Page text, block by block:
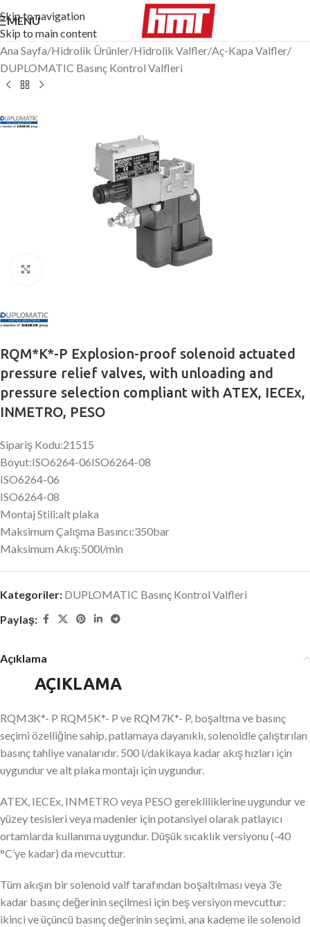
Skip to navigation
Skip to main content
MENÜ
Ana Sayfa/Hidrolik Ürünler/Hidrolik Valfler/Aç-Kapa Valfler/
DUPLOMATIC Basınç Kontrol Valfleri
RQM*K*-P Explosion-proof solenoid actuated
pressure relief valves, with unloading and
pressure selection compliant with ATEX, IECEx,
INMETRO, PESO
Sipariş Kodu:21515
Boyut:ISO6264-06ISO6264-08
ISO6264-06
ISO6264-08
Montaj Stili:alt plaka
Maksimum Çalışma Basıncı:350bar
Maksimum Akış:500l/min
Kategoriler: DUPLOMATIC Basınç Kontrol Valfleri
Paylaş:
Açıklama
AÇIKLAMA
RQM3K*- P RQM5K*- P ve RQM7K*- P, boşaltma ve basınç
seçimi özelliğine sahip, patlamaya dayanıklı, solenoidle çalıştırılan
basınç tahliye vanalarıdır. 500 l/dakikaya kadar akış hızları için
uygundur ve alt plaka montajı için uygundur.
ATEX, IECEx, INMETRO veya PESO gerekliliklerine uygundur ve
yüzey tesisleri veya madenler için potansiyel olarak patlayıcı
ortamlarda kullanıma uygundur. Düşük sıcaklık versiyonu (-40
°C’ye kadar) da mevcuttur.
Tüm akışın bir solenoid valf tarafından boşaltılması veya 3’e
kadar basınç değerinin seçilmesi için beş versiyon mevcuttur:
ikinci ve üçüncü basınç değerinin seçimi, ana kademe ile solenoid